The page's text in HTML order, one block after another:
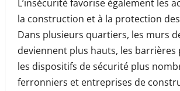
L’insécurité favorise également les
la construction et à la protection
Dans plusieurs quartiers, les murs
deviennent plus hauts, les barrières
les dispositifs de sécurité plus
ferronniers et entreprises de